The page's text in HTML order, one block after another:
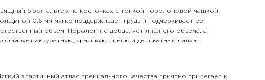
бюстгальтер на косточках с тонкой поролоновой чашкой
0,6 мм мягко поддерживает грудь и подчёркивает её
объём. Поролон не добавляет лишнего объема, а
аккуратную, красивую линию и деликатный силуэт.
эластичный атлас премиального качества приятно прилегает к